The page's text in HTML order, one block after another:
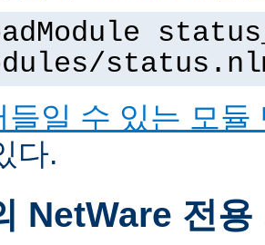
들일 수 있는 모듈
다.
NetWare 전